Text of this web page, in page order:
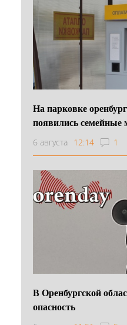
На парковке
появились семейные
6 августа 12:14 1
В Оренбургской
опасность